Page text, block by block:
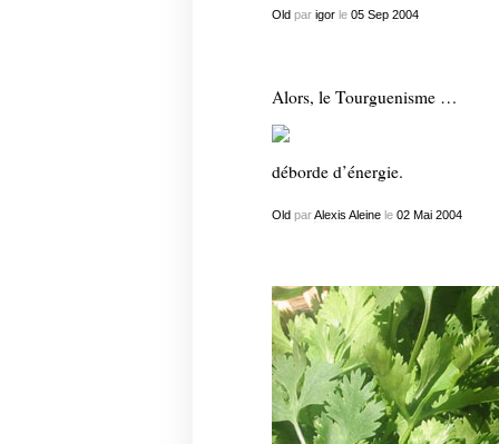
Oldpar igorle 05 Sep 2004
Alors, le Tourguenisme …
déborde d’énergie.
Old parAlexis Aleinele 02 Mai 2004